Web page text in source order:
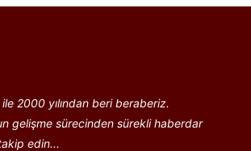
2000 yılından beri beraberiz.
gelişme sürecinden sürekli haberdar
edin...